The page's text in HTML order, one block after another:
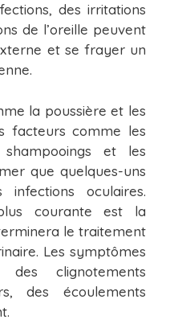
des irritations
de l’oreille peuvent
et se frayer un
la poussière et les
facteurs comme les
et les
que quelques-uns
oculaires.
courante est la
le traitement
Les symptômes
des clignotements
des écoulements